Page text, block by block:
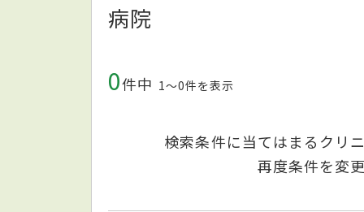
病院
0件中 1〜0件を表示
検索条件に当てはまるクリ
再度条件を変